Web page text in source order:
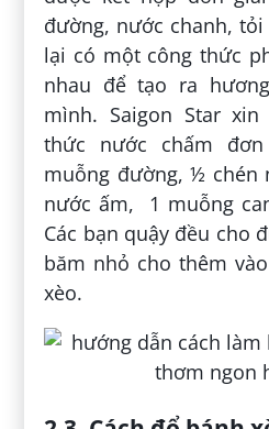
đường, nước chanh,
lại có một công thức
nhau để tạo ra
mình. Saigon Star
thức nước chấm
muỗng đường, ½ chén
nước ấm, 1 muỗng
Các bạn quậy đều cho
băm nhỏ cho thêm
xèo.